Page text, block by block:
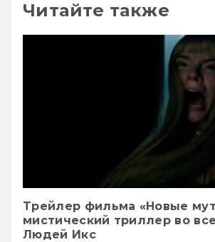
Читайте также
Трейлер фильма «Новые
мистический триллер во
Людей Икс